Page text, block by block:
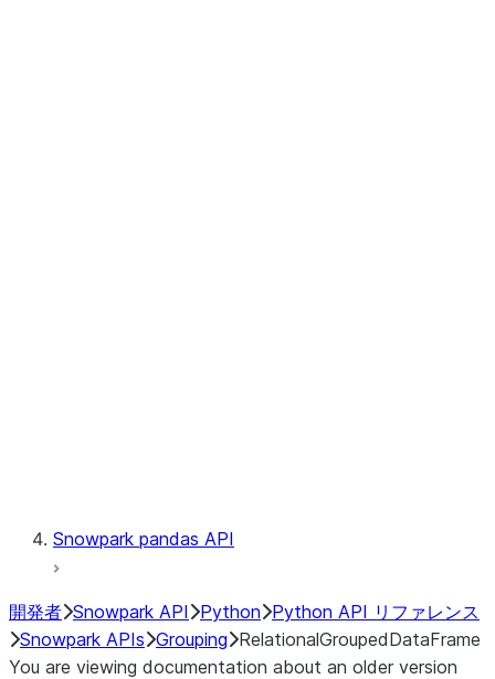
Snowpark pandas API
開発者 Snowpark API Python Python API リファレンス
Snowpark APIs Grouping RelationalGroupedDataFrame
You are viewing documentation about an older version